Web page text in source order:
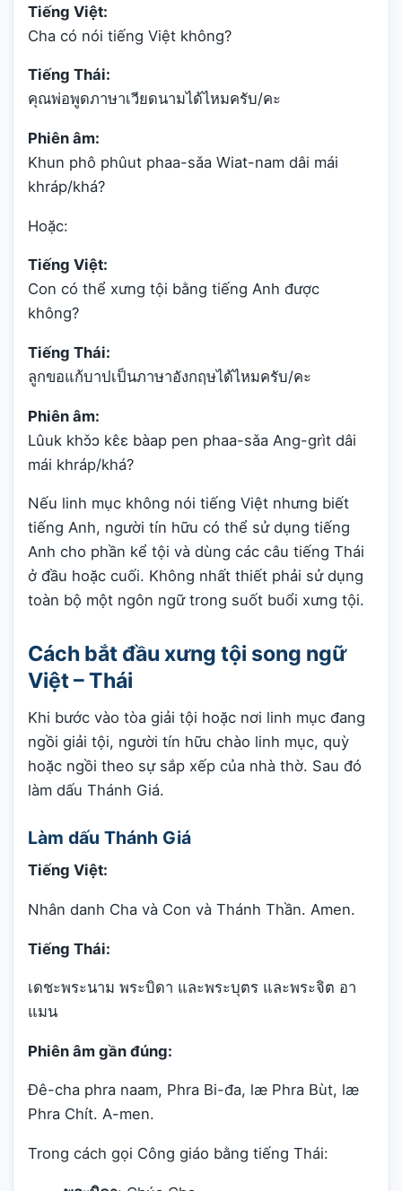
Tiếng Việt:
Cha có nói tiếng Việt không?
Tiếng Thái:
คุณพ่อพูดภาษาเวียดนามได้ไหมครับ/คะ
Phiên âm:
Khun phô phûut phaa-sǎa Wiat-nam dâi mái
khráp/khá?
Hoặc:
Tiếng Việt:
Con có thể xưng tội bằng tiếng Anh được
không?
Tiếng Thái:
ลูกขอแก้บาปเป็นภาษาอังกฤษได้ไหมครับ/คะ
Phiên âm:
Lûuk khɔ̌ɔ kɛ̂ɛ bàap pen phaa-sǎa Ang-grìt dâi
mái khráp/khá?
Nếu linh mục không nói tiếng Việt nhưng biết
tiếng Anh, người tín hữu có thể sử dụng tiếng
Anh cho phần kể tội và dùng các câu tiếng Thái
ở đầu hoặc cuối. Không nhất thiết phải sử dụng
toàn bộ một ngôn ngữ trong suốt buổi xưng tội.
Cách bắt đầu xưng tội song ngữ
Việt – Thái
Khi bước vào tòa giải tội hoặc nơi linh mục đang
ngồi giải tội, người tín hữu chào linh mục, quỳ
hoặc ngồi theo sự sắp xếp của nhà thờ. Sau đó
làm dấu Thánh Giá.
Làm dấu Thánh Giá
Tiếng Việt:
Nhân danh Cha và Con và Thánh Thần. Amen.
Tiếng Thái:
เดชะพระนาม พระบิดา และพระบุตร และพระจิต อา
แมน
Phiên âm gần đúng:
Đê-cha phra naam, Phra Bi-đa, læ Phra Bùt, læ
Phra Chít. A-men.
Trong cách gọi Công giáo bằng tiếng Thái: